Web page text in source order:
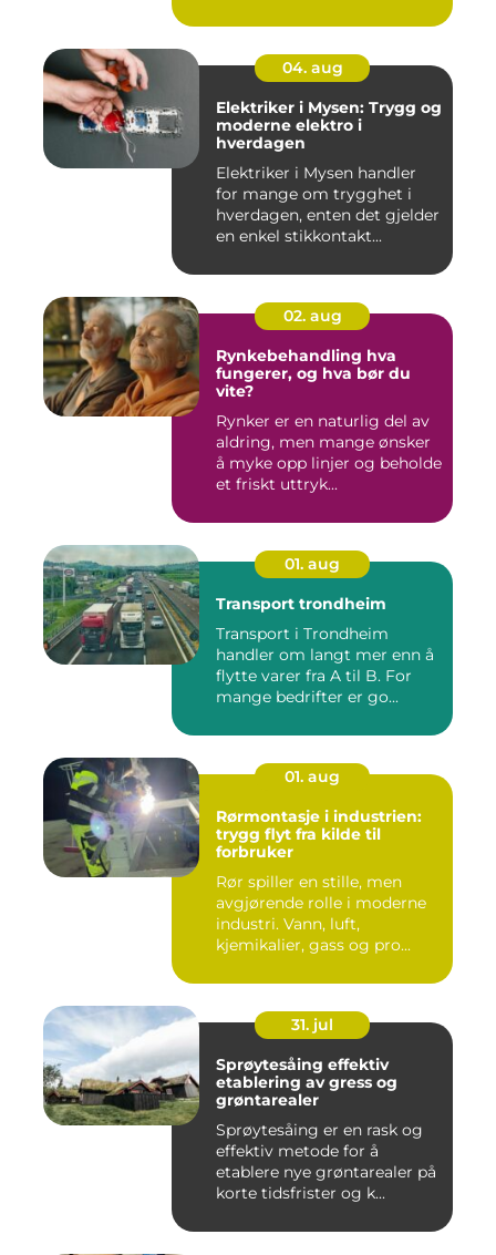
04. aug
Elektriker i Mysen: Trygg og
moderne elektro i
hverdagen
Elektriker i Mysen handler
for mange om trygghet i
hverdagen, enten det gjelder
en enkel stikkontakt...
02. aug
Rynkebehandling hva
fungerer, og hva bør du
vite?
Rynker er en naturlig del av
aldring, men mange ønsker
å myke opp linjer og beholde
et friskt uttryk...
01. aug
Transport trondheim
Transport i Trondheim
handler om langt mer enn å
flytte varer fra A til B. For
mange bedrifter er go...
01. aug
Rørmontasje i industrien:
trygg flyt fra kilde til
forbruker
Rør spiller en stille, men
avgjørende rolle i moderne
industri. Vann, luft,
kjemikalier, gass og pro...
31. jul
Sprøytesåing effektiv
etablering av gress og
grøntarealer
Sprøytesåing er en rask og
effektiv metode for å
etablere nye grøntarealer på
korte tidsfrister og k...